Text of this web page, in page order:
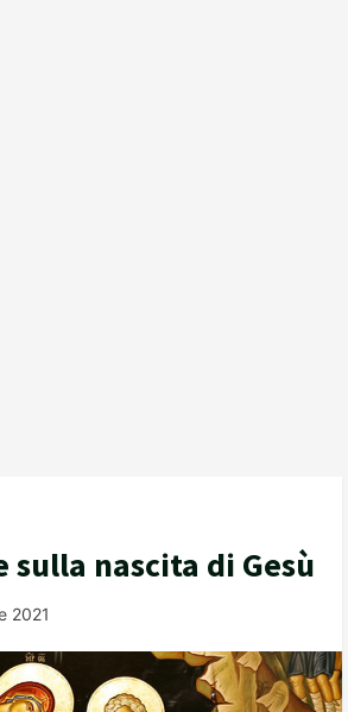
sulla nascita di Gesù
2021